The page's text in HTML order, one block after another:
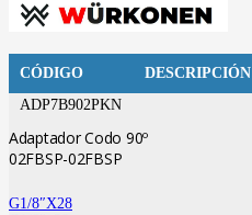
CÓDIGO DESCRIPCIÓN
ADP7B902PKN
Adaptador Codo 90º
02FBSP-02FBSP
G1/8″X28